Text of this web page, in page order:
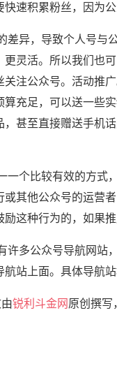
速积累粉丝，因为
差异，导致个人号与
更灵活。所以我们也
关注公众号。活动推
充足，可以送一些
甚至直接赠送手机
一个比较有效的方式
其他公众号的运营
这种行为的，如果
许多公众号导航网站
站上面。具体导航
锐利斗金网 原创撰写